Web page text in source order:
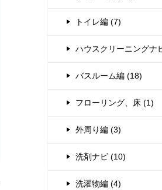
トイレ編 (7)
ハウスクリーニングナ
バスルーム編 (18)
フローリング、床 (1)
外周り編 (3)
洗剤ナビ (10)
洗濯物編 (4)